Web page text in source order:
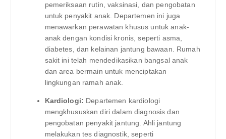
pemeriksaan rutin, vaksinasi, dan pengobatan
untuk penyakit anak. Departemen ini juga
menawarkan perawatan khusus untuk anak-
anak dengan kondisi kronis, seperti asma,
diabetes, dan kelainan jantung bawaan. Rumah
sakit ini telah mendedikasikan bangsal anak
dan area bermain untuk menciptakan
lingkungan ramah anak.
Kardiologi: Departemen kardiologi
mengkhususkan diri dalam diagnosis dan
pengobatan penyakit jantung. Ahli jantung
melakukan tes diagnostik, seperti